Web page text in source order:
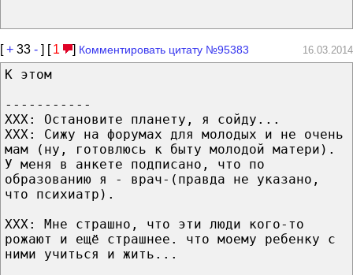
[+ 33 - ] [ 1 ] Комментировать цитату №95383 16.03.2014
К этом
-----------
ХХХ: Остановите планету, я сойду...
ХХХ: Сижу на форумах для молодых и не очень
мам (ну, готовлюсь к быту молодой матери).
У меня в анкете подписано, что по
образованию я - врач-(правда не указано,
что психиатр).
ХХХ: Мне страшно, что эти люди кого-то
рожают и ещё страшнее. что моему ребенку с
ними учиться и жить...